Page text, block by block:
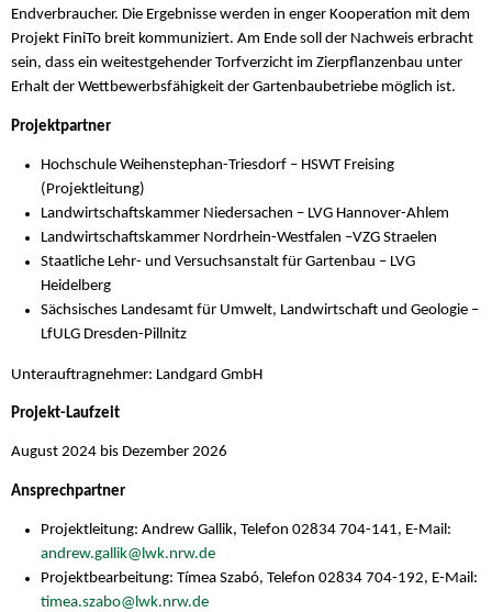
Endverbraucher. Die Ergebnisse werden in enger Kooperation mit dem
Projekt FiniTo breit kommuniziert. Am Ende soll der Nachweis erbracht
sein, dass ein weitestgehender Torfverzicht im Zierpflanzenbau unter
Erhalt der Wettbewerbsfähigkeit der Gartenbaubetriebe möglich ist.
Projektpartner
Hochschule Weihenstephan-Triesdorf – HSWT Freising
(Projektleitung)
Landwirtschaftskammer Niedersachen – LVG Hannover-Ahlem
Landwirtschaftskammer Nordrhein-Westfalen –VZG Straelen
Staatliche Lehr- und Versuchsanstalt für Gartenbau – LVG
Heidelberg
Sächsisches Landesamt für Umwelt, Landwirtschaft und Geologie –
LfULG Dresden-Pillnitz
Unterauftragnehmer: Landgard GmbH
Projekt-Laufzeit
August 2024 bis Dezember 2026
Ansprechpartner
Projektleitung: Andrew Gallik, Telefon 02834 704-141, E-Mail:
andrew.gallik@lwk.nrw.de
Projektbearbeitung: Tímea Szabó, Telefon 02834 704-192, E-Mail:
timea.szabo@lwk.nrw.de